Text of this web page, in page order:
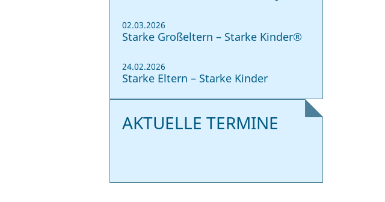
02.03.2026
Starke Großeltern – Starke Kinder®
24.02.2026
Starke Eltern – Starke Kinder
AKTUELLE TERMINE